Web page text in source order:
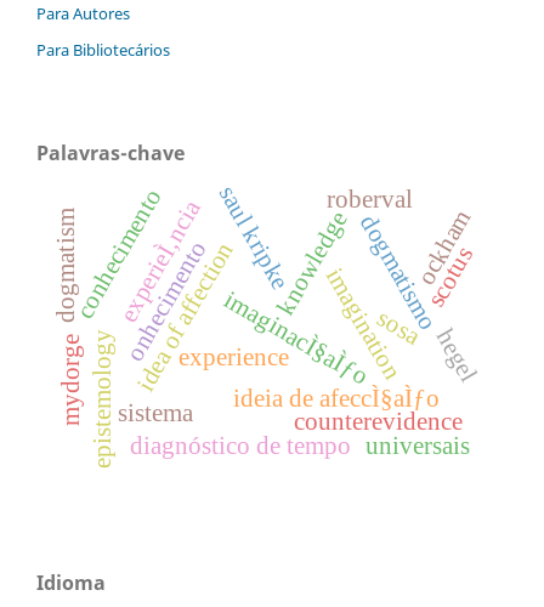
Para Autores
Para Bibliotecários
Palavras-chave
onhecimento
experieÌ‚ncia
ideia de afeccÌ§aÌƒo
imaginacÌ§aÌƒo
knowledge
experience
idea of affection imagination
epistemology
sosa
dogmatismo
conhecimento saul kripke
dogmatism
counterevidence
hegel
sistema
diagnóstico de tempo
scotus
ockham
universais
mydorge
roberval
Idioma